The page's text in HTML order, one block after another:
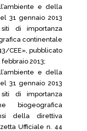
e della
31 gennaio 2013
di importanza
continentale
CEE», pubblicato
2013;
e della
31 gennaio 2013
di importanza
biogeografica
della direttiva
Ufficiale n. 44